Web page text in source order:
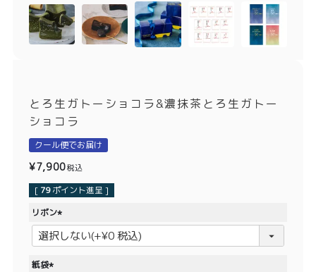
toroa夏のアウトレッ
トセール
手さげ袋
季節限定
¥2,000〜¥3,999
〜¥1,999
¥4,000〜¥5,999
TOP
会社概要
商品
メンバー特典
とろ生ガトーショコラ&濃抹茶とろ生ガトー
ショコラ
クール便でお届け
¥7,900税込
[ 79 ポイント進呈 ]
リボン
(
必
紙袋